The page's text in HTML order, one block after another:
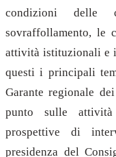
condizioni delle
sovraffollamento, le
attività istituzionali e
questi i principali
Garante regionale
punto sulle
prospettive di
presidenza del